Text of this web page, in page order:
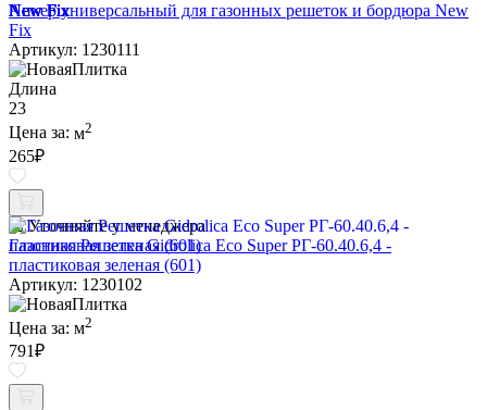
Анкер универсальный для газонных решеток и бордюра New
Fix
Артикул: 1230111
Длина
23
Цена за: м2
265₽
Уточняйте у менеджера
Газонная Решетка Gidrolica Eco Super РГ-60.40.6,4 -
пластиковая зеленая (601)
Артикул: 1230102
Цена за: м2
791₽